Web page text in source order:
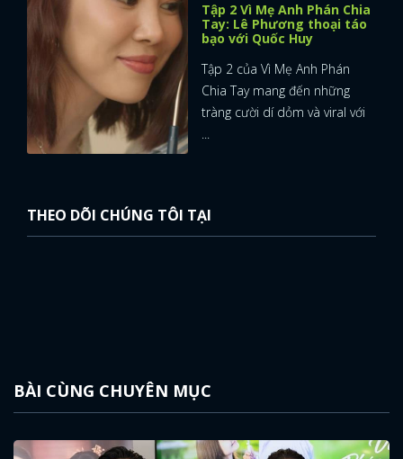
Tập 2 Vì Mẹ Anh Phán Chia
Tay: Lê Phương thoại táo
bạo với Quốc Huy
Tập 2 của Vì Mẹ Anh Phán
Chia Tay mang đến những
tràng cười dí dỏm và viral với
...
THEO DÕI CHÚNG TÔI TẠI
BÀI CÙNG CHUYÊN MỤC